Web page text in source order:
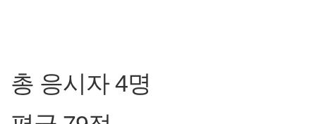
총 응시자 4명